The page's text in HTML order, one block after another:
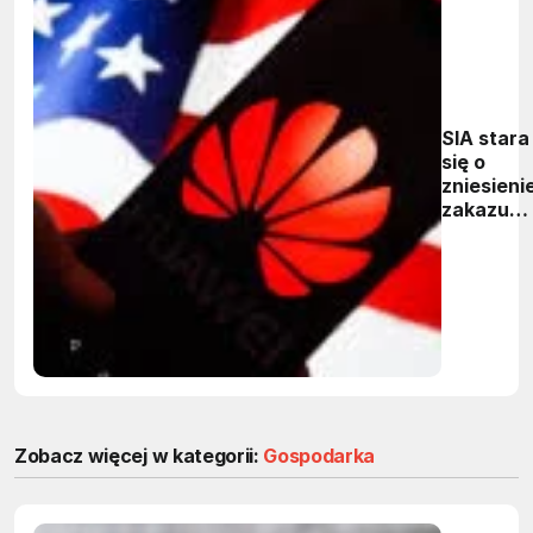
SIA stara
się o
zakazu
Zobacz więcej w kategorii: Gospodarka